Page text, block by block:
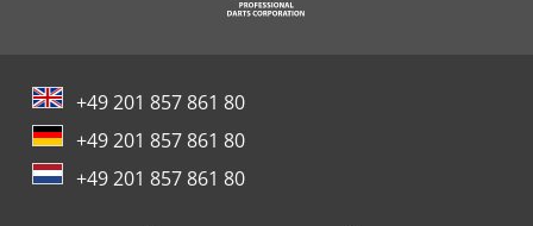
+49 201 857 861 80
+49 201 857 861 80
+49 201 857 861 80